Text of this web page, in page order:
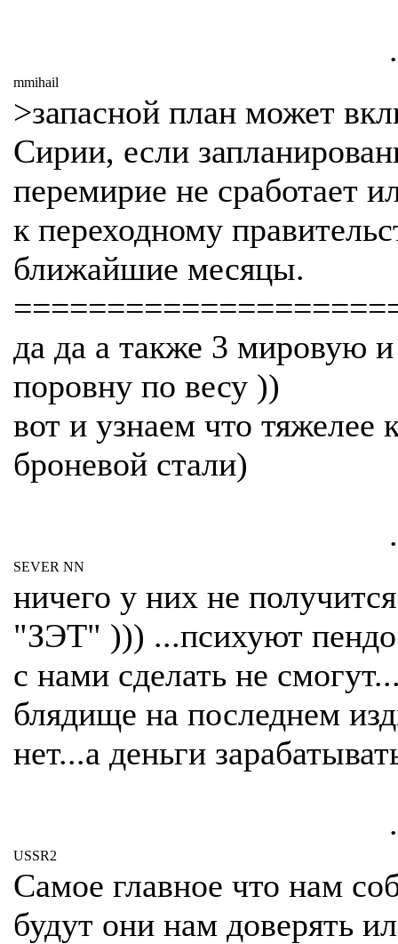
.
mmihail
>запасной план может
Сирии, если
перемирие не сработает
к переходному
ближайшие месяцы.
да да а также 3 мировую и
поровну по весу ))
вот и узнаем что тяжелее
броневой стали)
.
SEVER NN
ничего у них не
"ЗЭТ" ))) ...психуют
с нами сделать не
блядище на последнем
нет...а деньги
.
USSR2
Самое главное что нам
будут они нам доверять